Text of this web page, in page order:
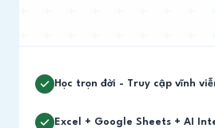
Học trọn đời - Truy cập vĩnh
Excel + Google Sheets + AI